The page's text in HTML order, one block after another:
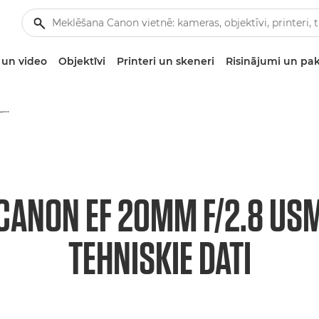
video Objektīvi Printeri un skeneri Risinājumi un
Canon EF 20mm f/2.8 USM - Lenses - Camera & Photo lenses
EF 20MM F/2.8
TEHNISKIE DATI